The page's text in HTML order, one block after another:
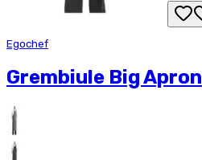
Egochef
Grembiule Big Apron